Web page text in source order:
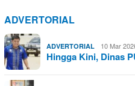
ADVERTORIAL
ADVERTORIAL 10 Mar
Hingga Kini, Dinas